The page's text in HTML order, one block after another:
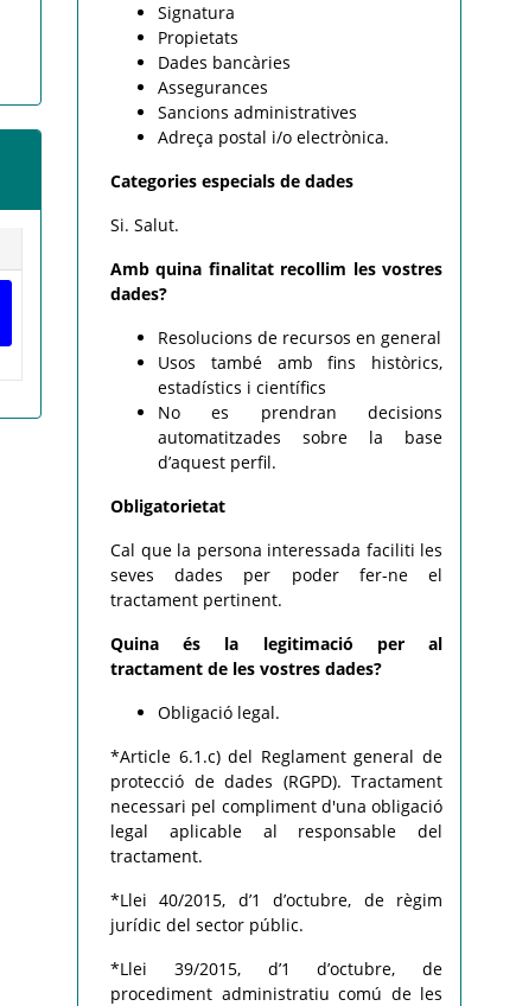
Signatura
Propietats
Dades bancàries
Assegurances
Sancions administratives
Adreça postal i/o electrònica.
Categories especials de dades
Si. Salut.
Amb quina finalitat recollim les vostres
dades?
Resolucions de recursos en general
Usos també amb fins històrics,
estadístics i científics
No es prendran decisions
automatitzades sobre la base
d’aquest perfil.
Obligatorietat
Cal que la persona interessada faciliti les
seves dades per poder fer-ne el
tractament pertinent.
Quina és la legitimació per al
tractament de les vostres dades?
Obligació legal.
*Article 6.1.c) del Reglament general de
protecció de dades (RGPD). Tractament
necessari pel compliment d'una obligació
legal aplicable al responsable del
tractament.
*Llei 40/2015, d’1 d’octubre, de règim
jurídic del sector públic.
*Llei 39/2015, d’1 d’octubre, de
procediment administratiu comú de les